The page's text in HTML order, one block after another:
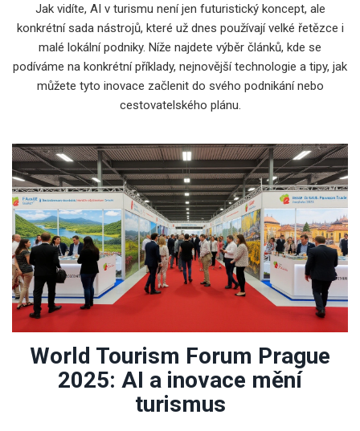
Jak vidíte, AI v turismu není jen futuristický koncept, ale
konkrétní sada nástrojů, které už dnes používají velké řetězce i
malé lokální podniky. Níže najdete výběr článků, kde se
podíváme na konkrétní příklady, nejnovější technologie a tipy, jak
můžete tyto inovace začlenit do svého podnikání nebo
cestovatelského plánu.
World Tourism Forum Prague
2025: AI a inovace mění
turismus